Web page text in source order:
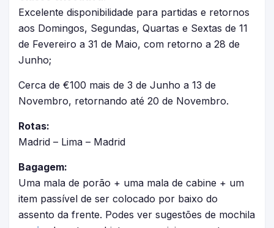
Excelente disponibilidade para partidas e retornos
aos Domingos, Segundas, Quartas e Sextas de 11
de Fevereiro a 31 de Maio, com retorno a 28 de
Junho;
Cerca de €100 mais de 3 de Junho a 13 de
Novembro, retornando até 20 de Novembro.
Rotas:
Madrid – Lima – Madrid
Bagagem:
Uma mala de porão + uma mala de cabine + um
item passível de ser colocado por baixo do
assento da frente. Podes ver sugestões de mochila